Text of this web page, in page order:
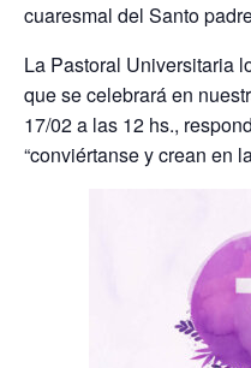
cuaresmal del Santo
La Pastoral Universitaria
que se celebrará en
17/02 a las 12 hs.,
“conviértanse y crean en